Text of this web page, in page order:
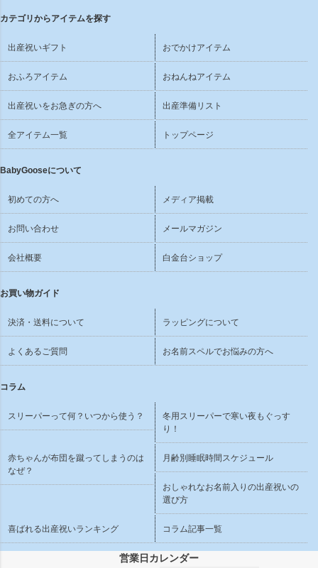
カテゴリからアイテムを探す
出産祝いギフト おでかけアイテム
おふろアイテム おねんねアイテム
出産祝いをお急ぎの方へ 出産準備リスト
全アイテム一覧 トップページ
BabyGooseについて
初めての方へ メディア掲載
お問い合わせ メールマガジン
会社概要 白金台ショップ
お買い物ガイド
決済・送料について ラッピングについて
よくあるご質問 お名前スペルでお悩みの方へ
コラム
スリーパーって何？いつから使う？
冬用スリーパーで寒い夜もぐっす
り！
赤ちゃんが布団を蹴ってしまうのは
なぜ？
月齢別睡眠時間スケジュール
おしゃれなお名前入りの出産祝いの
選び方
喜ばれる出産祝いランキング コラム記事一覧
営業日カレンダー